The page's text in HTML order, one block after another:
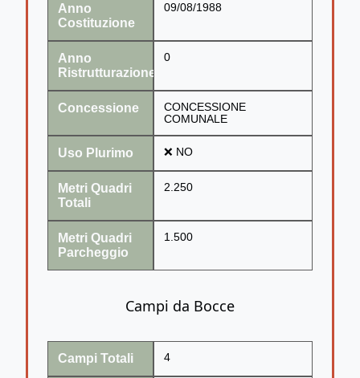
Anno
Costituzione
09/08/1988
Anno
Ristrutturazione
0
Concessione
CONCESSIONE
COMUNALE
Uso Plurimo ❌ NO
Metri Quadri
Totali
2.250
Metri Quadri
Parcheggio
1.500
Campi da Bocce
Campi Totali 4